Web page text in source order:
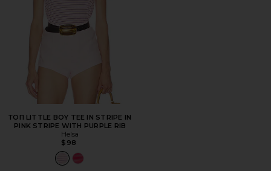
ТОП LITTLE BOY TEE IN STRIPE IN
PINK STRIPE WITH PURPLE RIB
Helsa
$98